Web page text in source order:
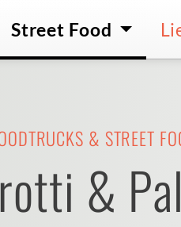
Street Food
& STREET
&